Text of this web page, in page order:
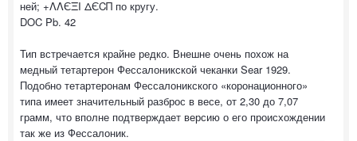
ней; +ΛΛЄΞI ΔЄCΠ по кругу.
DOC Pb. 42
Тип встречается крайне редко. Внешне очень похож на
медный тетартерон Фессалоникской чеканки Sear 1929.
Подобно тетартеронам Фессалоникского «коронационного»
типа имеет значительный разброс в весе, от 2,30 до 7,07
грамм, что вполне подтверждает версию о его происхождении
так же из Фессалоник.